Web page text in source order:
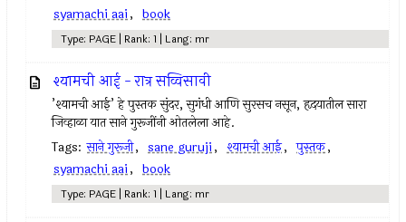
syamachi aai, book
Type: PAGE | Rank: 1 | Lang: mr
श्यामची आई - रात्र सव्विसावी
’श्यामची आई’ हे पुस्तक सुंदर, सुगंधी आणि सुरसच नसून, हृदयातील सारा
जिव्हाळा यात साने गुरूजींनी ओतलेला आहे.
Tags: साने गुरूजी, sane guruji, श्यामची आई, पुस्तक,
syamachi aai, book
Type: PAGE | Rank: 1 | Lang: mr